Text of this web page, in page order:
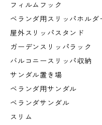
フィルムフック
ベランダ用スリッパホルダ
屋外スリッパスタンド
ガーデンスリッパラック
バルコニースリッパ収納
サンダル置き場
ベランダ用サンダル
ベランダサンダル
スリム